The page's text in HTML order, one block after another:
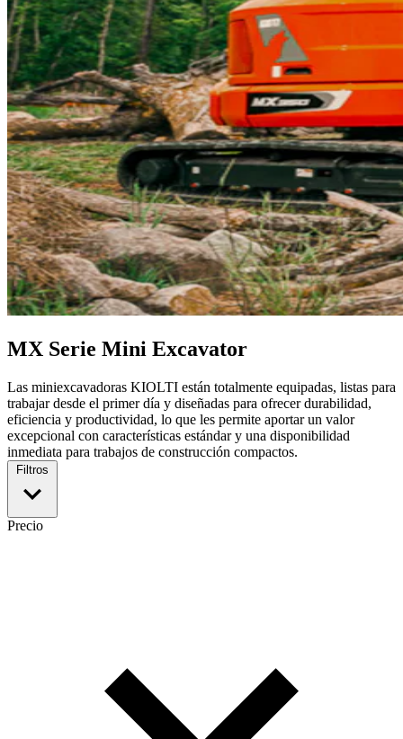
MX Serie Mini Excavator
Las miniexcavadoras KIOLTI están totalmente equipadas, listas para
trabajar desde el primer día y diseñadas para ofrecer durabilidad,
eficiencia y productividad, lo que les permite aportar un valor
excepcional con características estándar y una disponibilidad
inmediata para trabajos de construcción compactos.
Filtros
Precio